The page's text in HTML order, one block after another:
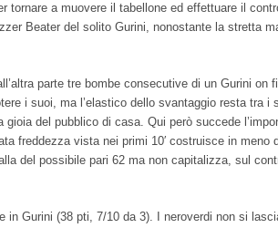
tornare a muovere il tabellone ed effettuare il
Beater del solito Gurini, nonostante la stretta
parte tre bombe consecutive di un Gurini on
i suoi, ma l’elastico dello svantaggio resta tra i
del pubblico di casa. Qui però succede
freddezza vista nei primi 10′ costruisce in meno
del possibile pari 62 ma non capitalizza, sul
in Gurini (38 pti, 7/10 da 3). I neroverdi non si